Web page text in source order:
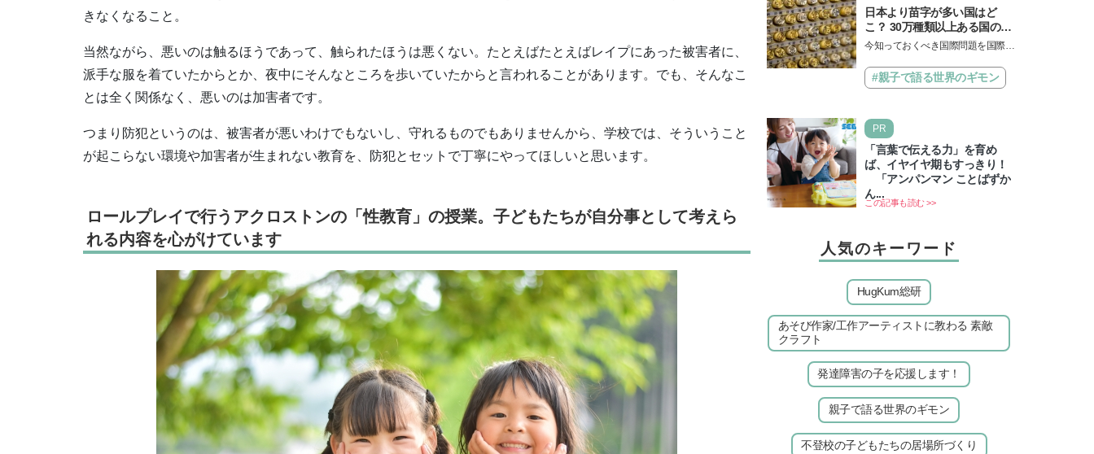
きなくなること。
当然ながら、悪いのは触るほうであって、触られたほうは悪くない。たとえばたとえばレイプにあった被害者に、
派手な服を着ていたからとか、夜中にそんなところを歩いていたからと言われることがあります。でも、そんなこ
とは全く関係なく、悪いのは加害者です。
つまり防犯というのは、被害者が悪いわけでもないし、守れるものでもありませんから、学校では、そういうこと
が起こらない環境や加害者が生まれない教育を、防犯とセットで丁寧にやってほしいと思います。
ロールプレイで行うアクロストンの「性教育」の授業。子どもたちが自分事として考えら
れる内容を心がけています
日本より苗字が多い国はど
こ？ 30万種類以上ある国の理
由とは【親子で語る国際問
今知っておくべき国際問題を国際政
る「親子で語る国際問題」。今回
は、苗字の種類…
#親子で語る世界のギモン
PR
「言葉で伝える力」を育め
ば、イヤイヤ期もすっきり！
「アンパンマン ことばずか
ん...
この記事も読む >>
人気のキーワード
HugKum総研
あそび作家/工作アーティストに教わる 素敵
クラフト
発達障害の子を応援します！
親子で語る世界のギモン
不登校の子どもたちの居場所づくり